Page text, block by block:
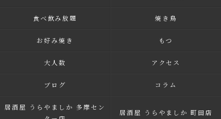
食べ飲み放題 焼き鳥
お好み焼き もつ
大人数 アクセス
ブログ コラム
居酒屋 うらやましか 多摩セン
居酒屋 うらやましか 町田店